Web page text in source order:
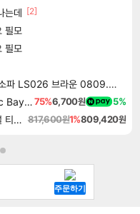
는데 [2]
필모
필모
LS026 브라운 0809.2977
바이오닉 베이 디럭스 에디션 Bionic Bay Deluxe Edition75%6,700원 5%
닌텐도 스위치 2 본체 + 젤다의 전설 티어스 오브 더 킹덤 닌텐도 스위치 2 에디션 + 젤다의 전설 브레스 오브 더 와일드 닌텐도 스위치 2 에디션 번들 817,600원1%809,420원